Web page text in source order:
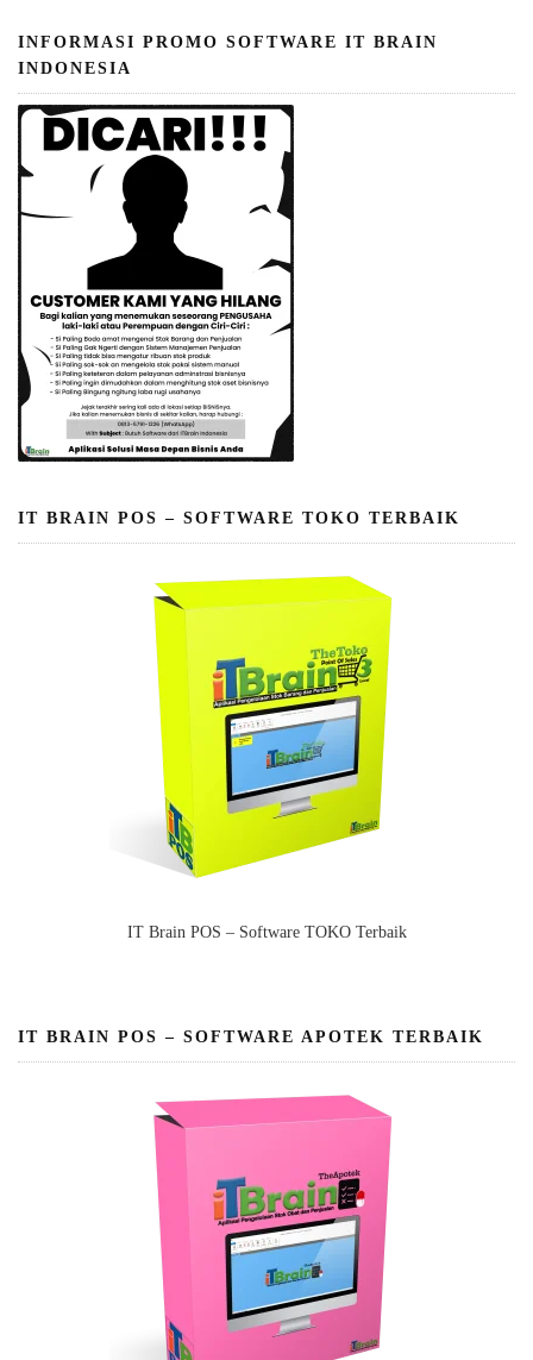
INFORMASI PROMO SOFTWARE IT BRAIN
INDONESIA
IT BRAIN POS – SOFTWARE TOKO TERBAIK
IT Brain POS – Software TOKO Terbaik
IT BRAIN POS – SOFTWARE APOTEK TERBAIK